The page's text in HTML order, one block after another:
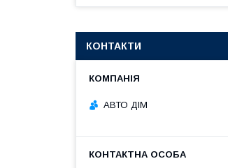
КОНТАКТИ
АВТО ДІМ